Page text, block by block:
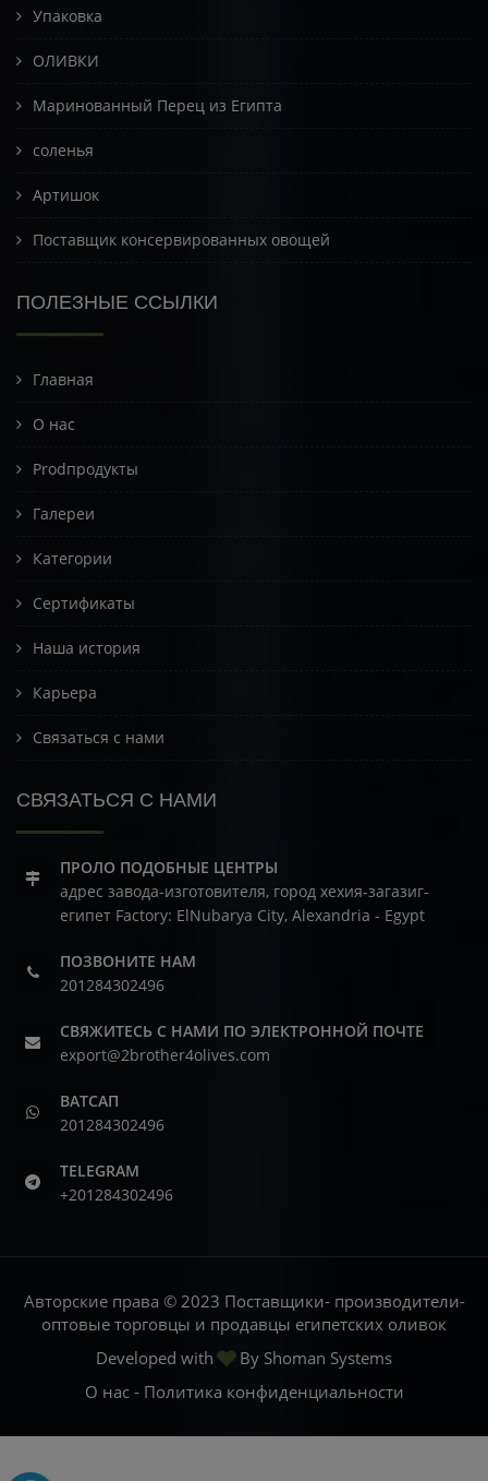
Упаковка
ОЛИВКИ
Маринованный Перец из Египта
соленья
Артишок
Поставщик консервированных овощей
ПОЛЕЗНЫЕ ССЫЛКИ
Главная
О нас
Prodпродукты
Галереи
Категории
Сертификаты
Наша история
Карьера
Связаться с нами
СВЯЗАТЬСЯ С НАМИ
ПРОЛО ПОДОБНЫЕ ЦЕНТРЫ
адрес завода-изготовителя, город хехия-загазиг-
египет Factory: ElNubarya City, Alexandria - Egypt
ПОЗВОНИТЕ НАМ
201284302496
СВЯЖИТЕСЬ С НАМИ ПО ЭЛЕКТРОННОЙ ПОЧТЕ
export@2brother4olives.com
ВАТСАП
201284302496
TELEGRAM
+201284302496
Авторские права © 2023 Поставщики- производители-
оптовые торговцы и продавцы египетских оливок
Developed with
By Shoman Systems
О нас- Политика конфиденциальности